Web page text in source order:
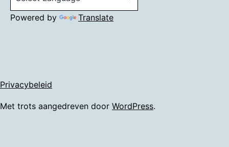
Powered by Translate
Privacybeleid
Met trots aangedreven door WordPress.